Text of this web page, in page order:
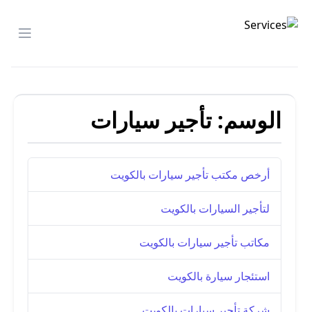
شركة الصدارة
الوسم:تأجير سيارات
أرخص مكتب تأجير سيارات بالكويت
لتأجير السيارات بالكويت
مكاتب تأجير سيارات بالكويت
استئجار سيارة بالكويت